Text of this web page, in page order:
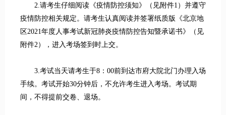
2.请考生仔细阅读《疫情防控须知》（见附件1）并遵守
疫情防控相关规定。请考生认真阅读并签署纸质版《北京地
区2021年度人事考试新冠肺炎疫情防控告知暨承诺书》（见
附件2），进入考场签到时上交。
3.考试当天请考生于8：00前到达市府大院北门办理入场
手续。考试开始30分钟后，不允许考生进入考场。考试期
间，不得提前交卷、退场。